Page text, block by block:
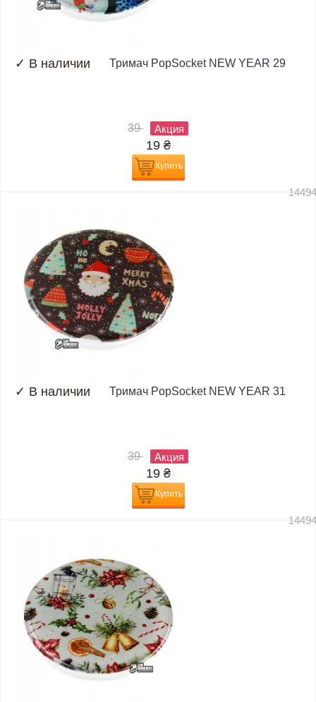
✓ В наличии Тримач PopSocket NEW YEAR 29
39 Акция
19 ₴
Купить
✓ В наличии Тримач PopSocket NEW YEAR 31
39 Акция
19 ₴
Купить